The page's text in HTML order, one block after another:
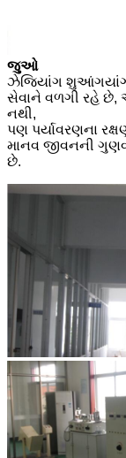
જુઓ
ઝેજિયાંગ શુઆંગયાંગ
સેવાને વળગી રહે છે,
નથી,
પણ પર્યાવરણના
માનવ જીવનની
છે.